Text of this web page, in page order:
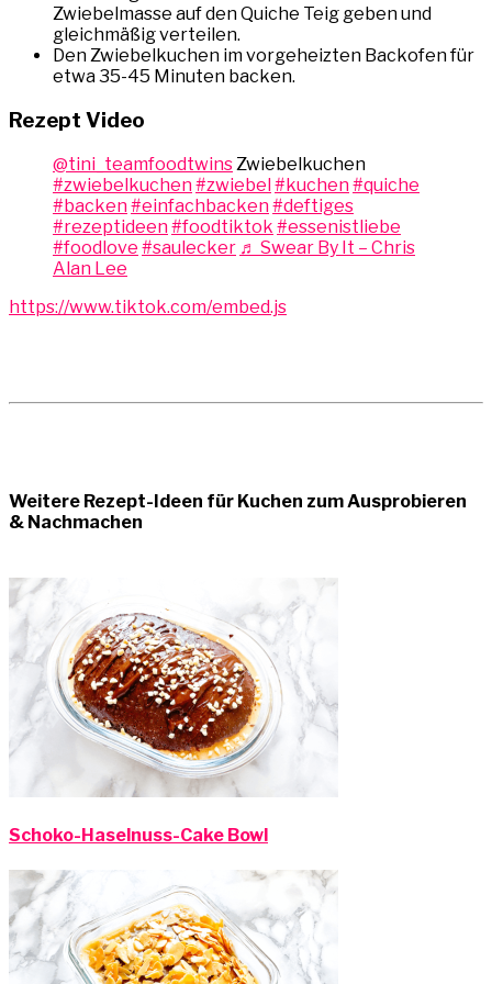
Zwiebelmasse auf den Quiche Teig geben und
gleichmäßig verteilen.
Den Zwiebelkuchen im vorgeheizten Backofen für
etwa 35-45 Minuten backen.⠀
Rezept Video
@tini_teamfoodtwinsZwiebelkuchen
#zwiebelkuchen#zwiebel#kuchen#quiche
#backen#einfachbacken#deftiges
#rezeptideen#foodtiktok #essenistliebe
#foodlove #saulecker ♬ Swear By It – Chris
Alan Lee
https://www.tiktok.com/embed.js
Weitere Rezept-Ideen für Kuchen zum Ausprobieren
& Nachmachen
Schoko-Haselnuss-Cake Bowl